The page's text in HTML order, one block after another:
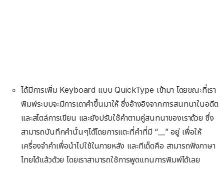
ได้มีการเพิ่ม Keyboard แบบ QuickType เข้ามา โดยขณะที่เรา
พิมพ์ระบบจะมีการเดาคำขึ้นมาให้ ซึ่งอ้างอิงจากการสนทนาในอดีต
และสไตล์การเขียน และยังปรับใช้คำตามคู่สนทนาของเราด้วย ซึ่ง
สามารถบันทึกคำนั้นๆได้โดยการแตะที่คำที่มี “__” อยู่ เพื่อให้
เครื่องจำคำเพื่อนำไปใช้ในภายหลัง และทีเด็ดคือ สามารถฟังภาษา
ไทยได้แล้วด้วย โดยเราสามารถใช้การพูดแทนการพิมพ์ได้เลย